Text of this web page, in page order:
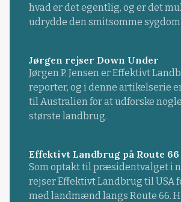
hvad er det egentlig, og er det
udrydde den smitsomme
Jørgen rejser Down Under
Jørgen P. Jensen er Effektivt
reporter, og i denne artikelserie
til Australien for at udforske
største landbrug.
Effektivt Landbrug på Route 66
Som optakt til præsidentvalget i
rejser Effektivt Landbrug til USA
med landmænd langs Route 66.